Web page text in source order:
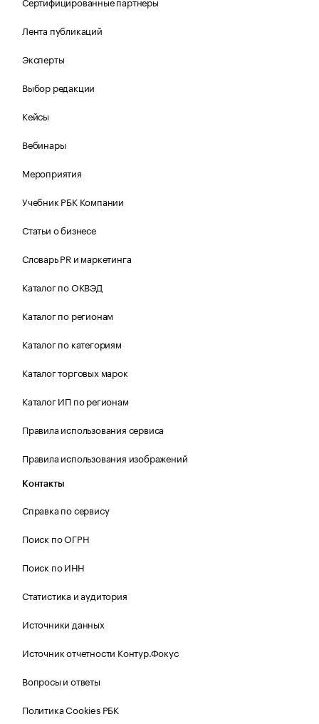
Лента публикаций
Эксперты
Выбор редакции
Кейсы
Вебинары
Мероприятия
Учебник РБК Компании
Статьи о бизнесе
Словарь PR и маркетинга
Каталог по ОКВЭД
Каталог по регионам
Каталог по категориям
Каталог торговых марок
Каталог ИП по регионам
Правила использования сервиса
Правила использования изображений
Контакты
Справка по сервису
Поиск по ОГРН
Поиск по ИНН
Статистика и аудитория
Источники данных
Источник отчетности Контур.Фокус
Вопросы и ответы
Политика Cookies РБК